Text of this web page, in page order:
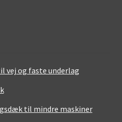
vej og faste underlag
til mindre maskiner